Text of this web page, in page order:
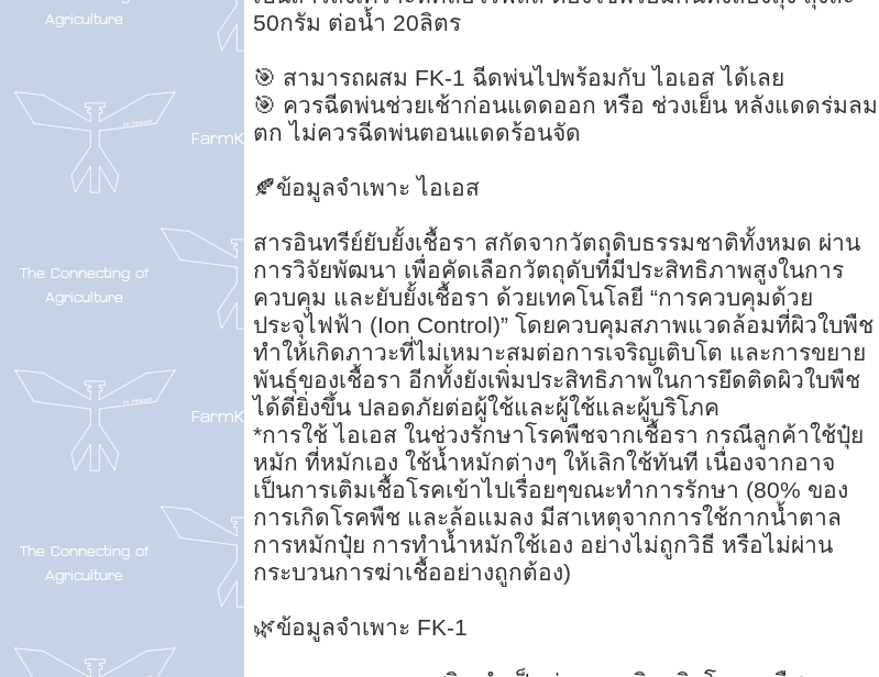
50กรัม ต่อน้ำ 20ลิตร
🎯 สามารถผสม FK-1 ฉีดพ่นไปพร้อมกับ ไอเอส ได้เลย
🎯 ควรฉีดพ่นช่วยเช้าก่อนแดดออก หรือ ช่วงเย็น หลังแดดร่มลม
ตก ไม่ควรฉีดพ่นตอนแดดร้อนจัด
🍂ข้อมูลจำเพาะ ไอเอส
สารอินทรีย์ยับยั้งเชื้อรา สกัดจากวัตถุดิบธรรมชาติทั้งหมด ผ่าน
การวิจัยพัฒนา เพื่อคัดเลือกวัตถุดับที่มีประสิทธิภาพสูงในการ
ควบคุม และยับยั้งเชื้อรา ด้วยเทคโนโลยี “การควบคุมด้วย
ประจุไฟฟ้า (Ion Control)” โดยควบคุมสภาพแวดล้อมที่ผิวใบพืช
ทำให้เกิดภาวะที่ไม่เหมาะสมต่อการเจริญเติบโต และการขยาย
พันธุ์ของเชื้อรา อีกทั้งยังเพิ่มประสิทธิภาพในการยึดติดผิวใบพืช
ได้ดียิ่งขึ้น ปลอดภัยต่อผู้ใช้และผู้ใช้และผู้บริโภค
*การใช้ ไอเอส ในช่วงรักษาโรคพืชจากเชื้อรา กรณีลูกค้าใช้ปุ๋ย
หมัก ที่หมักเอง ใช้น้ำหมักต่างๆ ให้เลิกใช้ทันที เนื่องจากอาจ
เป็นการเติมเชื้อโรคเข้าไปเรื่อยๆขณะทำการรักษา (80% ของ
การเกิดโรคพืช และล้อแมลง มีสาเหตุจากการใช้กากน้ำตาล
การหมักปุ๋ย การทำน้ำหมักใช้เอง อย่างไม่ถูกวิธี หรือไม่ผ่าน
กระบวนการฆ่าเชื้ออย่างถูกต้อง)
🌿ข้อมูลจำเพาะ FK-1